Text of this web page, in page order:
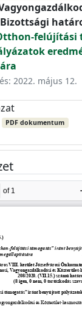
2022. május 12.
PDF dokumentum